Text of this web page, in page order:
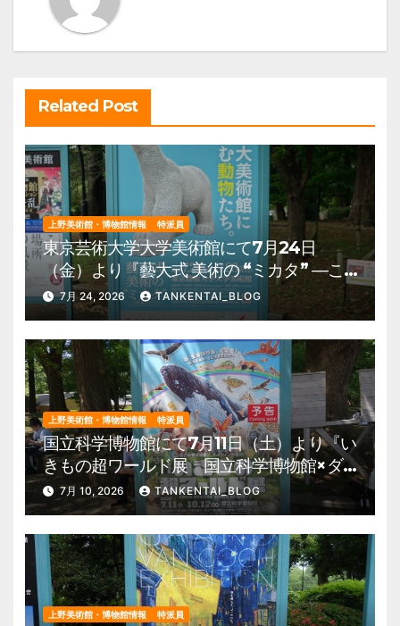
シ
Related Post
上野美術館・博物館情報 特派員
東京芸術大学大学美術館にて7月24日
（金）より『藝大式 美術の “ミカタ” ―こ
の夏、藝大生になる―』を開催。 上野公
園 美術館・博物館 混雑情報他
7月 24, 2026 TANKENTAI_BLOG
上野美術館・博物館情報 特派員
国立科学博物館にて7月11日（土）より『い
きもの超ワールド展 国立科学博物館×ダ
ーウィンが来た！』を開催。 上野公園
美術館・博物館 混雑情報他
7月 10, 2026 TANKENTAI_BLOG
上野美術館・博物館情報 特派員